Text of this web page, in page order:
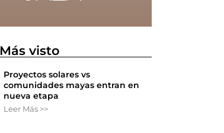
Más visto
Proyectos solares vs
comunidades mayas entran en
nueva etapa
Leer Más >>